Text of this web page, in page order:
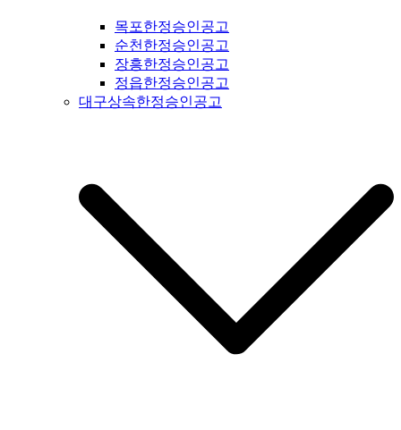
마포구신문공고 #은평구신문공고 #강북구신문공고 #도봉구신
문공고 #노원구신문공고 #중랑구신문공고 #강원도신문공고 #
철원군신문공고 #양구군신문공고 #인제군신문공고 #고성군신
문공고 #속초신문공고 #양양신문공고 #홍천신문공고 #화천신
문공고 #춘천신문공고 #횡성신문공고 #원주신문공고 #평창신
산신문공고 #음성신문공고 #진천신문공고 #증평신문공고 #청
주신문공고 #보은신문공고 #옥천신문공고 #영동신문공고 #오
창신문공고 #충남신문공고 #충청남도신문공고 #태안신문공고
#서산신문공고 #당진신문공고 #홍성신문공고 #예산신문공고 #
아산신문공고 #천안신문공고 #청양신문공고 #안면도신문공고
#보령신문공고 #부여신문공고 #서천신문공고 #논산신문공고 #
계룡신문공고 #공주신문공고 #금산신문공고 #덕산신문공고 #
정안신문공고 #공주신문공고 #안면도신문공고 #대전신문공고
#전라북도신문공고 #전북신문공고 #군산신문공고 #익산신문
공고 #완주신문공고 #김제신문공고 #전주신문공고 #진안신문
목포한정승인공고
순천한정승인공고
장흥한정승인공고
정읍한정승인공고
대구상속한정승인공고